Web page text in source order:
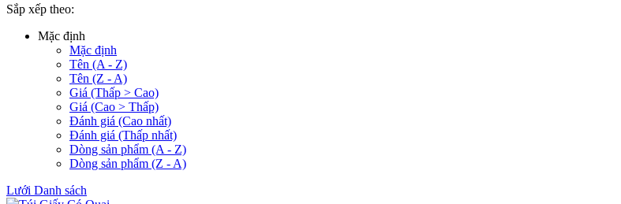
Sắp xếp theo:
Mặc định
Mặc định
Tên (A - Z)
Tên (Z - A)
Giá (Thấp > Cao)
Giá (Cao > Thấp)
Đánh giá (Cao nhất)
Đánh giá (Thấp nhất)
Dòng sản phẩm (A - Z)
Dòng sản phẩm (Z - A)
Lưới Danh sách